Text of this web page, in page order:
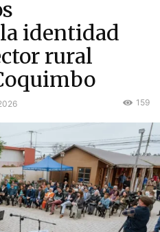
identidad
rural
159